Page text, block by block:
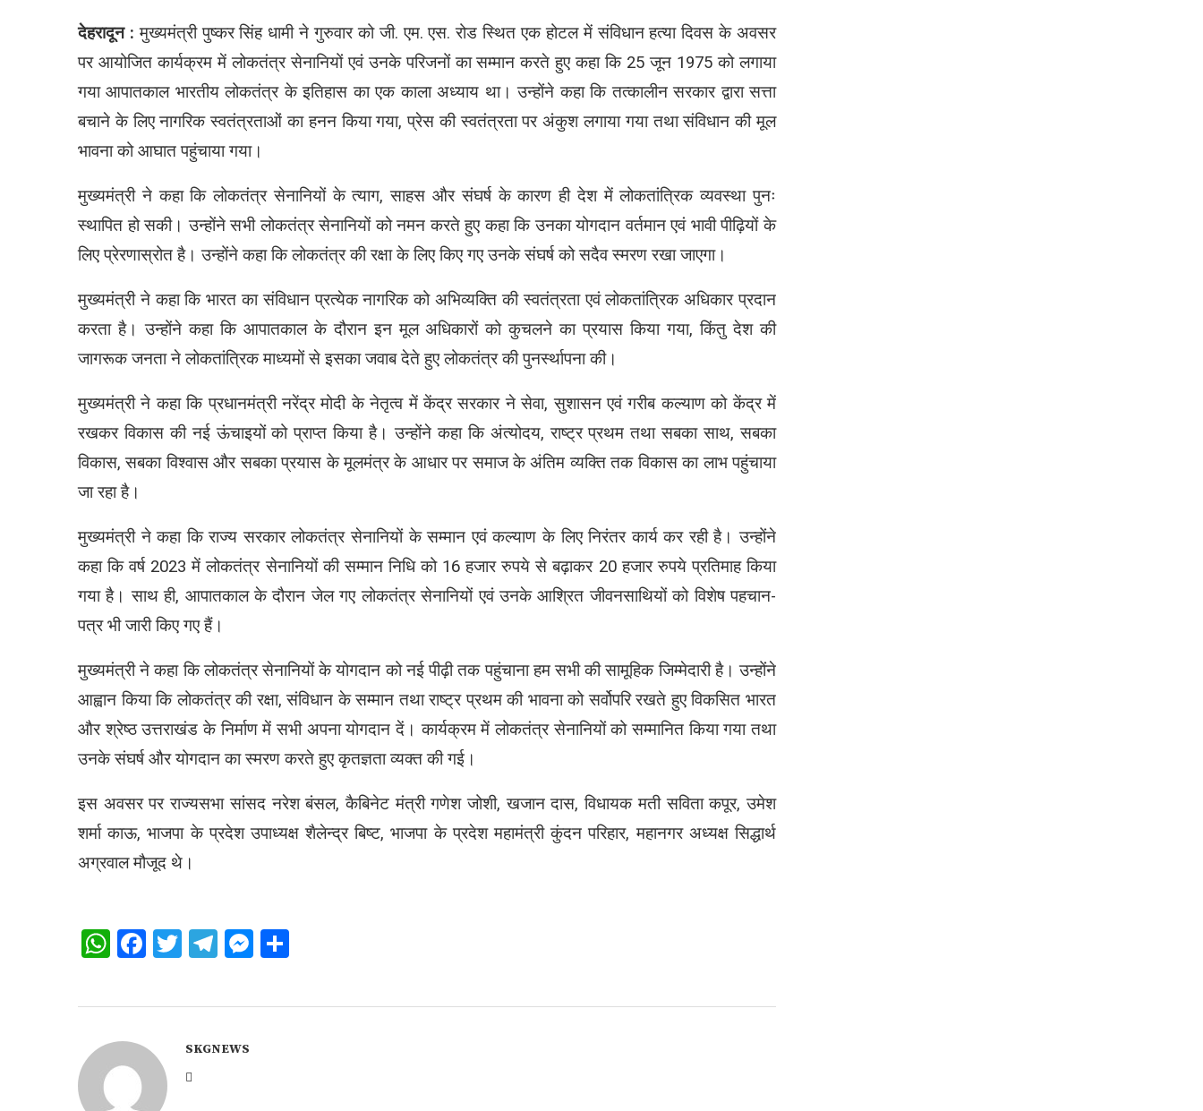
देहरादून :मुख्यमंत्री पुष्कर सिंह धामी ने गुरुवार को जी. एम. एस. रोड स्थित एक होटल में संविधान हत्या दिवस के अवसर
पर आयोजित कार्यक्रम में लोकतंत्र सेनानियों एवं उनके परिजनों का सम्मान करते हुए कहा कि 25 जून 1975 को लगाया
गया आपातकाल भारतीय लोकतंत्र के इतिहास का एक काला अध्याय था। उन्होंने कहा कि तत्कालीन सरकार द्वारा सत्ता
बचाने के लिए नागरिक स्वतंत्रताओं का हनन किया गया, प्रेस की स्वतंत्रता पर अंकुश लगाया गया तथा संविधान की मूल
भावना को आघात पहुंचाया गया।
मुख्यमंत्री ने कहा कि लोकतंत्र सेनानियों के त्याग, साहस और संघर्ष के कारण ही देश में लोकतांत्रिक व्यवस्था पुनः
स्थापित हो सकी। उन्होंने सभी लोकतंत्र सेनानियों को नमन करते हुए कहा कि उनका योगदान वर्तमान एवं भावी पीढ़ियों के
लिए प्रेरणास्रोत है। उन्होंने कहा कि लोकतंत्र की रक्षा के लिए किए गए उनके संघर्ष को सदैव स्मरण रखा जाएगा।
मुख्यमंत्री ने कहा कि भारत का संविधान प्रत्येक नागरिक को अभिव्यक्ति की स्वतंत्रता एवं लोकतांत्रिक अधिकार प्रदान
करता है। उन्होंने कहा कि आपातकाल के दौरान इन मूल अधिकारों को कुचलने का प्रयास किया गया, किंतु देश की
जागरूक जनता ने लोकतांत्रिक माध्यमों से इसका जवाब देते हुए लोकतंत्र की पुनर्स्थापना की।
मुख्यमंत्री ने कहा कि प्रधानमंत्री नरेंद्र मोदी के नेतृत्व में केंद्र सरकार ने सेवा, सुशासन एवं गरीब कल्याण को केंद्र में
रखकर विकास की नई ऊंचाइयों को प्राप्त किया है। उन्होंने कहा कि अंत्योदय, राष्ट्र प्रथम तथा सबका साथ, सबका
विकास, सबका विश्वास और सबका प्रयास के मूलमंत्र के आधार पर समाज के अंतिम व्यक्ति तक विकास का लाभ पहुंचाया
जा रहा है।
मुख्यमंत्री ने कहा कि राज्य सरकार लोकतंत्र सेनानियों के सम्मान एवं कल्याण के लिए निरंतर कार्य कर रही है। उन्होंने
कहा कि वर्ष 2023 में लोकतंत्र सेनानियों की सम्मान निधि को 16 हजार रुपये से बढ़ाकर 20 हजार रुपये प्रतिमाह किया
गया है। साथ ही, आपातकाल के दौरान जेल गए लोकतंत्र सेनानियों एवं उनके आश्रित जीवनसाथियों को विशेष पहचान-
पत्र भी जारी किए गए हैं।
मुख्यमंत्री ने कहा कि लोकतंत्र सेनानियों के योगदान को नई पीढ़ी तक पहुंचाना हम सभी की सामूहिक जिम्मेदारी है। उन्होंने
आह्वान किया कि लोकतंत्र की रक्षा, संविधान के सम्मान तथा राष्ट्र प्रथम की भावना को सर्वोपरि रखते हुए विकसित भारत
और श्रेष्ठ उत्तराखंड के निर्माण में सभी अपना योगदान दें। कार्यक्रम में लोकतंत्र सेनानियों को सम्मानित किया गया तथा
उनके संघर्ष और योगदान का स्मरण करते हुए कृतज्ञता व्यक्त की गई।
इस अवसर पर राज्यसभा सांसद नरेश बंसल, कैबिनेट मंत्री गणेश जोशी, खजान दास, विधायक मती सविता कपूर, उमेश
शर्मा काऊ, भाजपा के प्रदेश उपाध्यक्ष शैलेन्द्र बिष्ट, भाजपा के प्रदेश महामंत्री कुंदन परिहार, महानगर अध्यक्ष सिद्धार्थ
अग्रवाल मौजूद थे।
WhatsApp
Facebook
Twitter
Telegram
Messenger
SKGNEWS